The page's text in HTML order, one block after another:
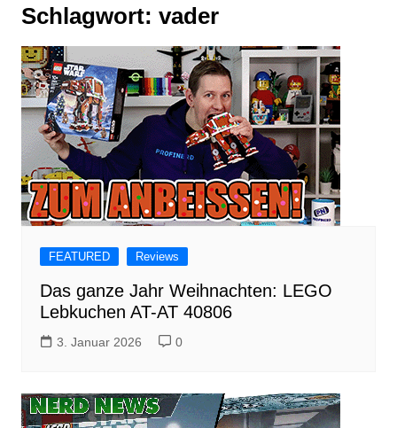
Schlagwort: vader
FEATURED Reviews
Das ganze Jahr Weihnachten: LEGO
Lebkuchen AT-AT 40806
3. Januar 2026 0